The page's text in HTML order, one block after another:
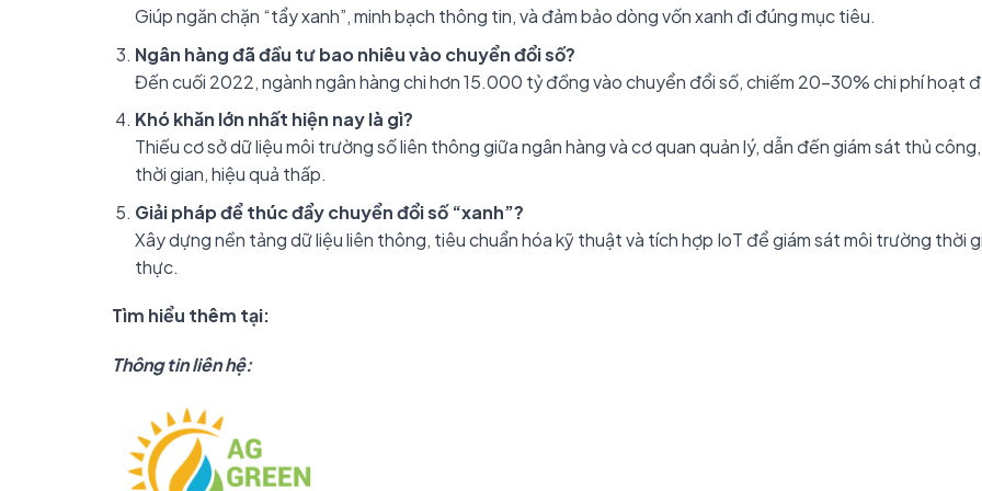
Giúp ngăn chặn “tẩy xanh”, minh bạch thông tin, và đảm bảo dòng vốn xanh đi đúng mục tiêu.
Ngân hàng đã đầu tư bao nhiêu vào chuyển đổi số?
Đến cuối 2022, ngành ngân hàng chi hơn 15.000 tỷ đồng vào chuyển đổi số, chiếm 20–30% chi phí hoạt
Khó khăn lớn nhất hiện nay là gì?
Thiếu cơ sở dữ liệu môi trường số liên thông giữa ngân hàng và cơ quan quản lý, dẫn đến giám sát thủ
thời gian, hiệu quả thấp.
Giải pháp để thúc đẩy chuyển đổi số “xanh”?
Xây dựng nền tảng dữ liệu liên thông, tiêu chuẩn hóa kỹ thuật và tích hợp IoT để giám sát môi trường thời
thực.
Tìm hiểu thêm tại:
Thông tin liên hệ: